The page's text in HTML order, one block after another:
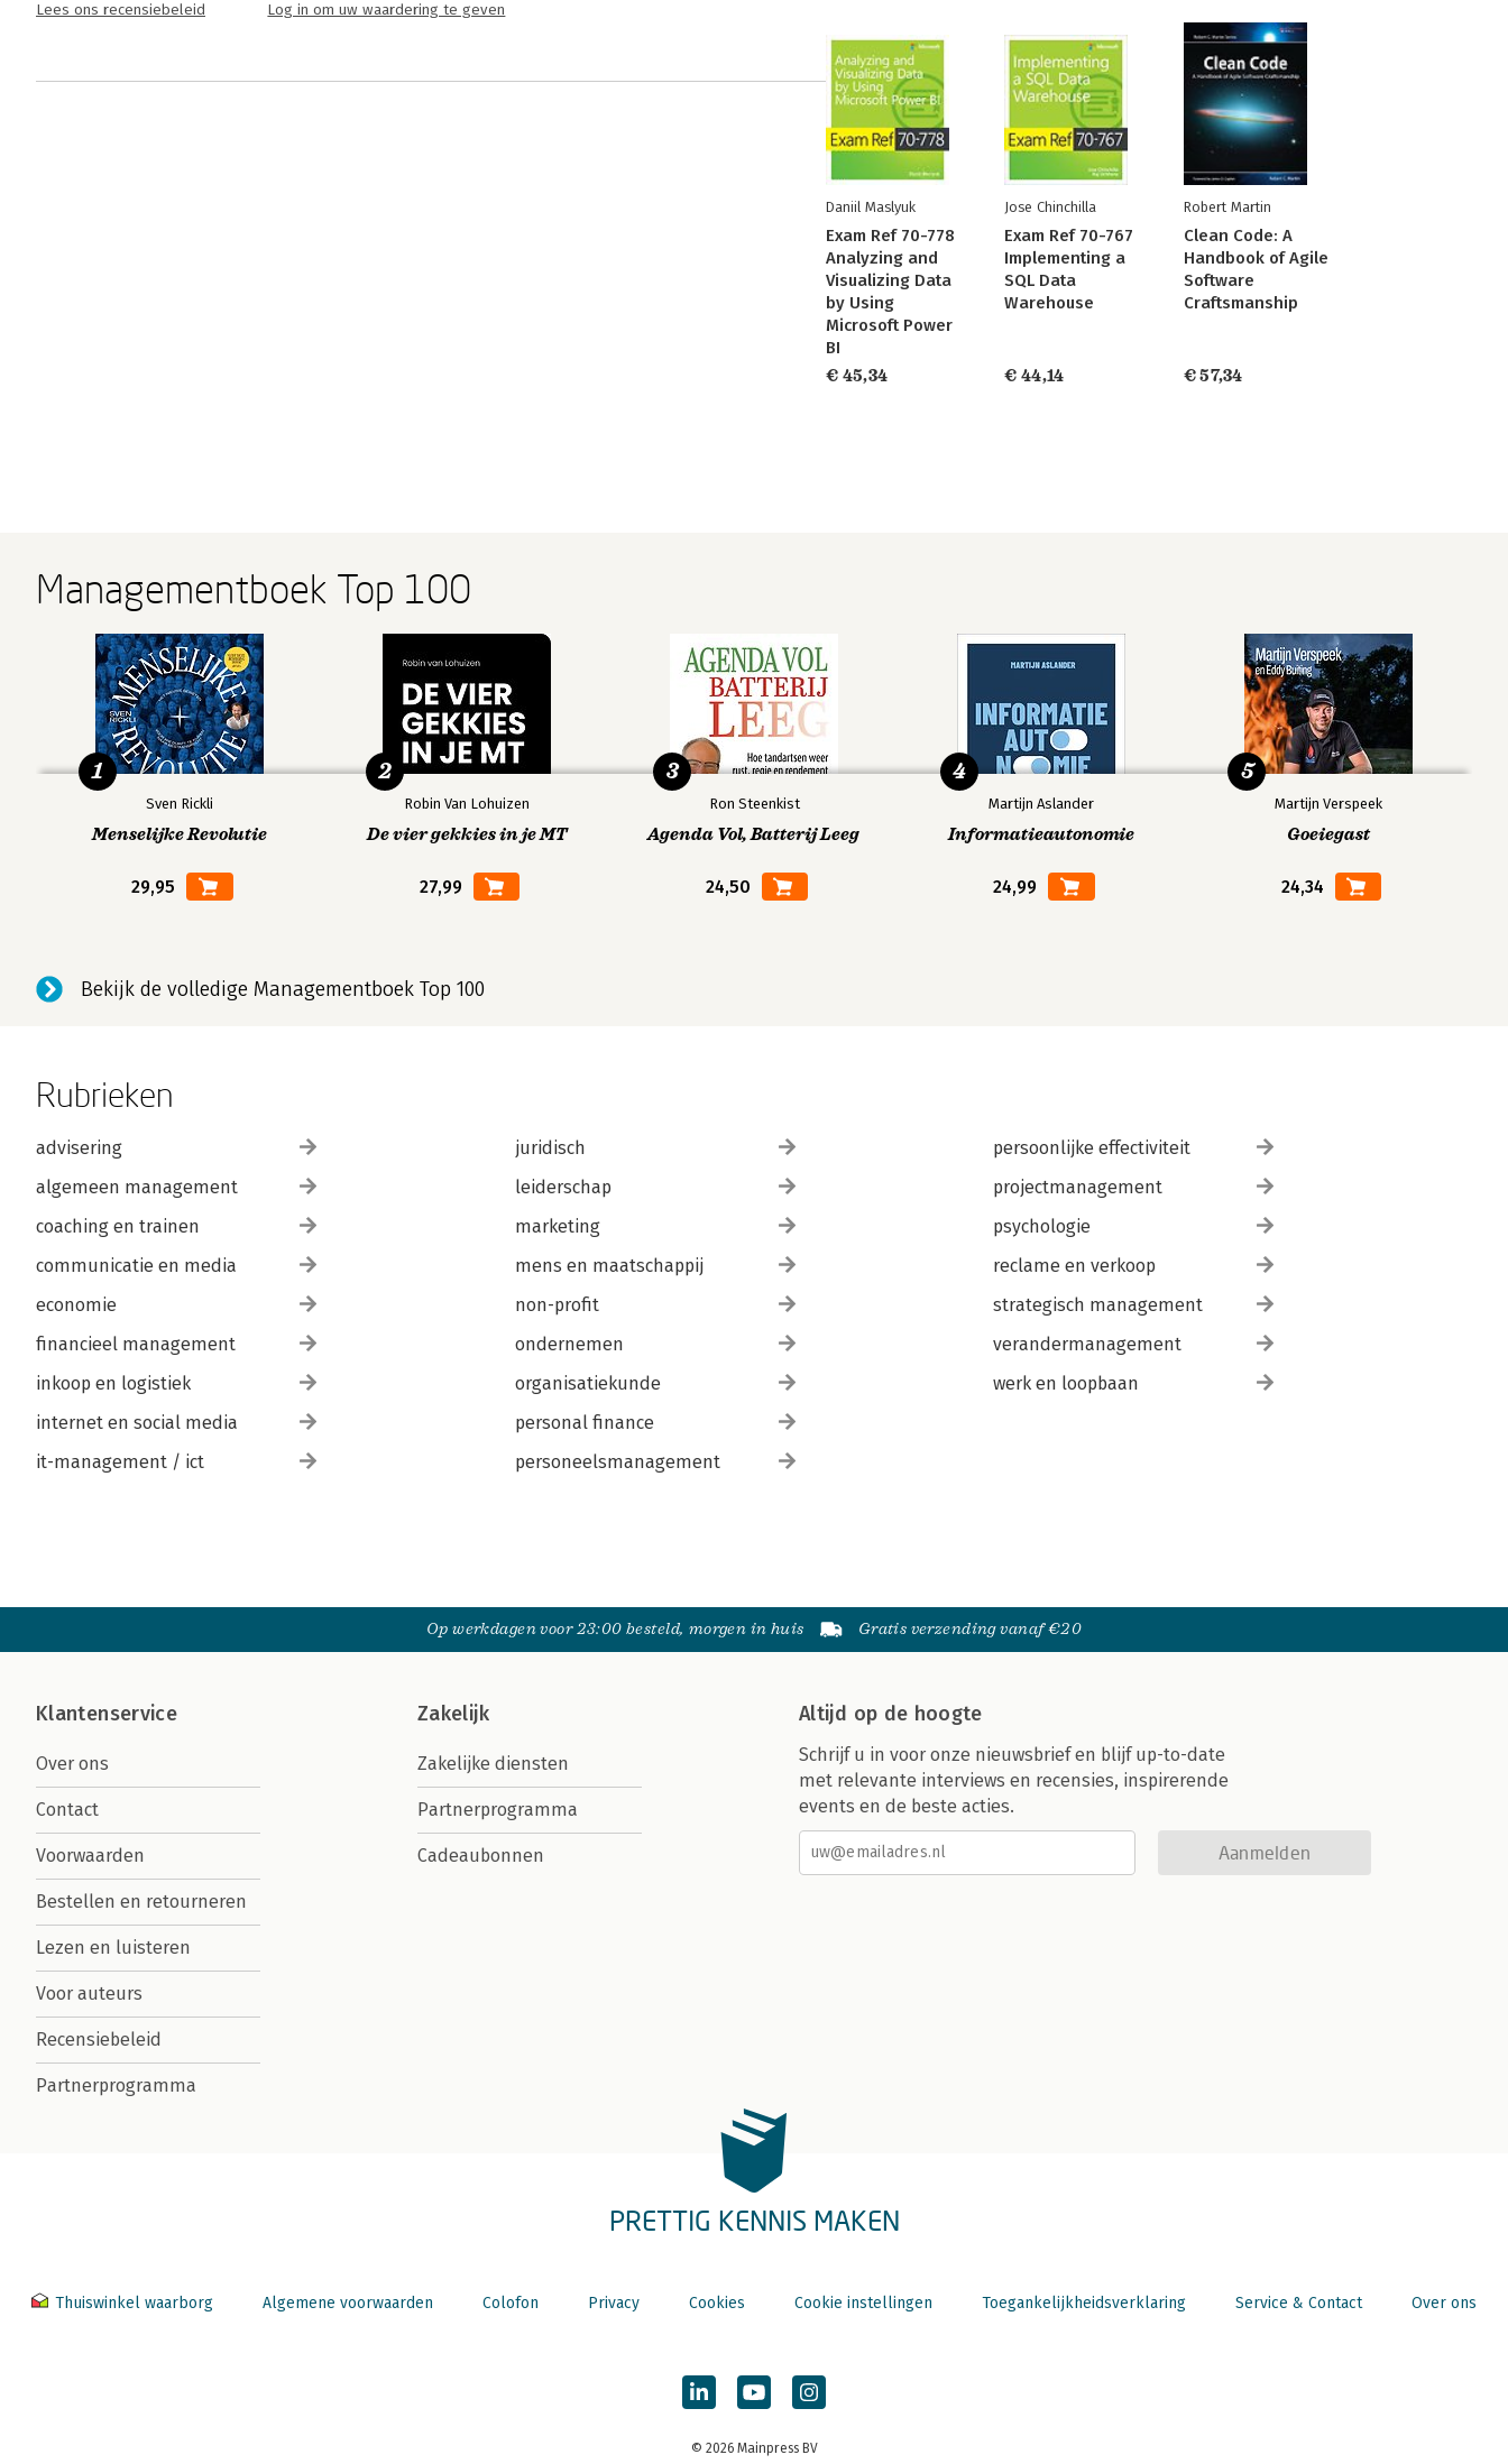
Lees ons recensiebeleid Log in om uw waardering te geven
Daniil Maslyuk
Exam Ref 70-778
Analyzing and
Visualizing Data
by Using
Microsoft Power
BI
€ 45,34
Jose Chinchilla
Exam Ref 70-767
Implementing a
SQL Data
Warehouse
€ 44,14
Robert Martin
Clean Code: A
Handbook of Agile
Software
Craftsmanship
€ 57,34
Managementboek Top 100
Sven Rickli
Menselijke Revolutie
29,95
1
Robin Van Lohuizen
De vier gekkies in je MT
27,99
2
Ron Steenkist
Agenda Vol, Batterij Leeg
24,50
3
Martijn Aslander
Informatieautonomie
24,99
4
Martijn Verspeek
Goeiegast
24,34
5
Bekijk de volledige Managementboek Top 100
Rubrieken
advisering
algemeen management
coaching en trainen
communicatie en media
economie
financieel management
inkoop en logistiek
internet en social media
it-management / ict
juridisch
leiderschap
marketing
mens en maatschappij
non-profit
ondernemen
organisatiekunde
personal finance
personeelsmanagement
persoonlijke effectiviteit
projectmanagement
psychologie
reclame en verkoop
strategisch management
verandermanagement
werk en loopbaan
Op werkdagen voor 23:00 besteld, morgen in huis Gratis verzending vanaf €20
Klantenservice
Over ons
Contact
Voorwaarden
Bestellen en retourneren
Lezen en luisteren
Voor auteurs
Recensiebeleid
Partnerprogramma
Zakelijk
Zakelijke diensten
Partnerprogramma
Cadeaubonnen
Altijd op de hoogte
Schrijf u in voor onze nieuwsbrief en blijf up-to-date
met relevante interviews en recensies, inspirerende
events en de beste acties.
Aanmelden
PRETTIG KENNIS MAKEN
Thuiswinkel waarborg Algemene voorwaarden Colofon Privacy Cookies Cookie instellingen Toegankelijkheidsverklaring Service & Contact Over ons
© 2026 Mainpress BV